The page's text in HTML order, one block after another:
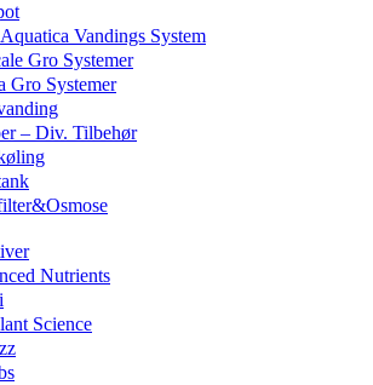
Vandings System
Gro Systemer
Gro Systemer
– Div. Tilbehør
Nutrients
Science